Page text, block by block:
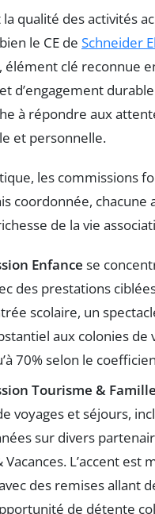
qualité des activités
le CE de Schneider
élément clé reconnue
d’engagement
à répondre aux
et personnelle.
les commissions
coordonnée, chacune
de la vie
Enfance se
des prestations
scolaire, un
aux colonies de
70% selon le
Tourisme & Famille
voyages et séjours,
sur divers
L’accent est
des remises allant
de détente